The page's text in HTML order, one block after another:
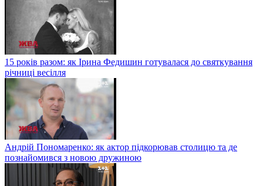
15 років разом: як Ірина Федишин готувалася до святкування
річниці весілля
Андрій Пономаренко: як актор підкорював столицю та де
познайомився з новою дружиною